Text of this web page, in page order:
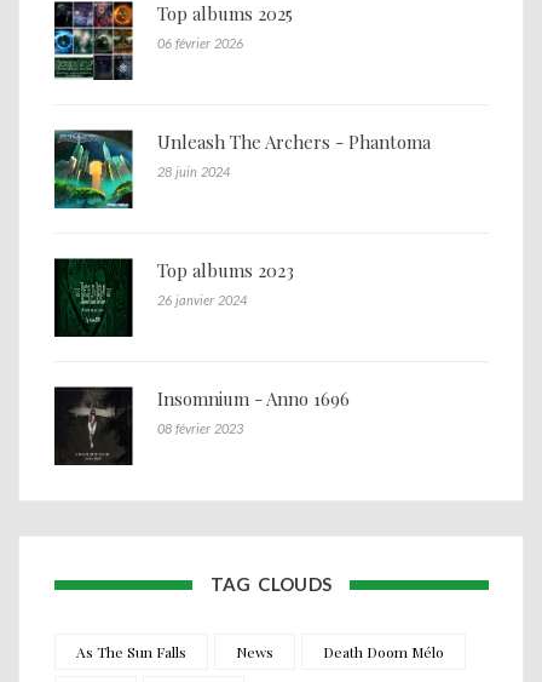
Top albums 2025
06 février 2026
Unleash The Archers - Phantoma
28 juin 2024
Top albums 2023
26 janvier 2024
Insomnium - Anno 1696
08 février 2023
TAG CLOUDS
As The Sun Falls News Death Doom Mélo